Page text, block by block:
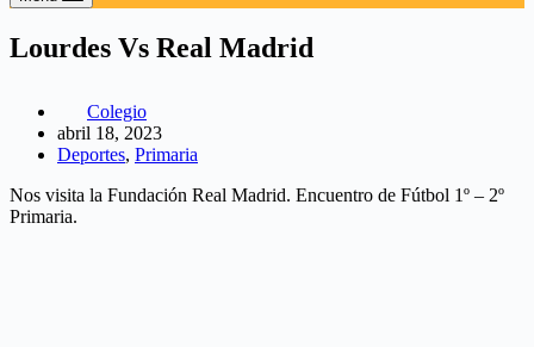
Lourdes Vs Real Madrid
Colegio
abril 18, 2023
Deportes, Primaria
Nos visita la Fundación Real Madrid. Encuentro de Fútbol 1º – 2º
Primaria.